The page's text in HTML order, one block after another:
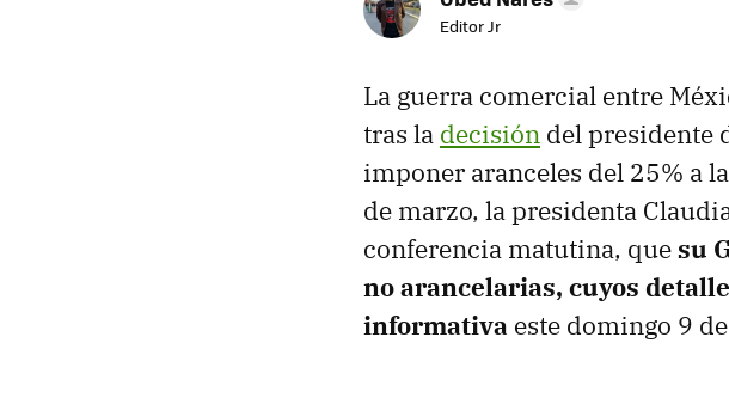
Editor Jr
La guerra comercial entre
tras la decisión del presidente
imponer aranceles del 25% a
de marzo, la presidenta
conferencia matutina, quesu
no arancelarias, cuyos
informativa este domingo 9